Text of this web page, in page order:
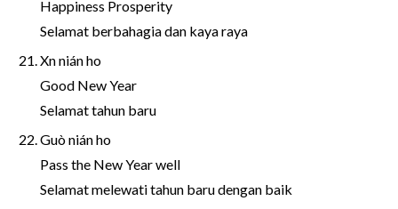
Happiness Prosperity
Selamat berbahagia dan kaya raya
Xn nián ho
Good New Year
Selamat tahun baru
Guò nián ho
Pass the New Year well
Selamat melewati tahun baru dengan baik